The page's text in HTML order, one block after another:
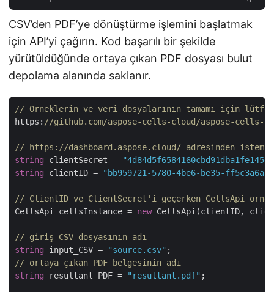
CSV’den PDF’ye dönüştürme işlemini başlatmak
için API’yi çağırın. Kod başarılı bir şekilde
yürütüldüğünde ortaya çıkan PDF dosyası bulut
depolama alanında saklanır.
// Örneklerin ve veri dosyalarının tamamı için
https: //github.com/aspose-cells-cloud/aspose-cells-
// https://dashboard.aspose.cloud/ adresinden
string clientSecret =
string clientID = "bb959721-5780-4be6-be35-
// ClientID ve ClientSecret'i geçerken CellsApi
CellsApi cellsInstance = new CellsApi(clientID,
// giriş CSV dosyasının adı
string input_CSV = "source.csv"
// ortaya çıkan PDF belgesinin adı
string resultant_PDF = "resultant.pdf" ;